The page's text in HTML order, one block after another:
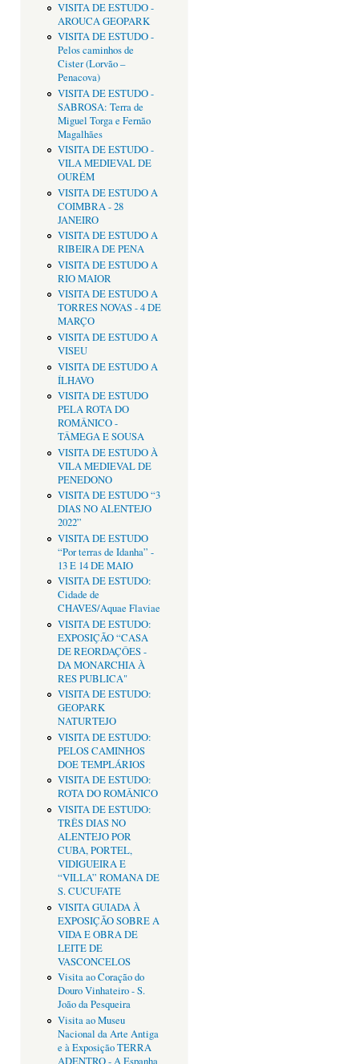
VISITA DE ESTUDO -
AROUCA GEOPARK
VISITA DE ESTUDO -
Pelos caminhos de
Cister (Lorvão –
Penacova)
VISITA DE ESTUDO -
SABROSA: Terra de
Miguel Torga e Fernão
Magalhães
VISITA DE ESTUDO -
VILA MEDIEVAL DE
OURÉM
VISITA DE ESTUDO A
COIMBRA - 28
JANEIRO
VISITA DE ESTUDO A
RIBEIRA DE PENA
VISITA DE ESTUDO A
RIO MAIOR
VISITA DE ESTUDO A
TORRES NOVAS - 4 DE
MARÇO
VISITA DE ESTUDO A
VISEU
VISITA DE ESTUDO A
ÍLHAVO
VISITA DE ESTUDO
PELA ROTA DO
ROMÂNICO -
TÂMEGA E SOUSA
VISITA DE ESTUDO À
VILA MEDIEVAL DE
PENEDONO
VISITA DE ESTUDO “3
DIAS NO ALENTEJO
2022”
VISITA DE ESTUDO
“Por terras de Idanha” -
13 E 14 DE MAIO
VISITA DE ESTUDO:
Cidade de
CHAVES/Aquae Flaviae
VISITA DE ESTUDO:
EXPOSIÇÃO “CASA
DE REORDAÇÔES -
DA MONARCHIA À
RES PUBLICA"
VISITA DE ESTUDO:
GEOPARK
NATURTEJO
VISITA DE ESTUDO:
PELOS CAMINHOS
DOE TEMPLÁRIOS
VISITA DE ESTUDO:
ROTA DO ROMÂNICO
VISITA DE ESTUDO:
TRÊS DIAS NO
ALENTEJO POR
CUBA, PORTEL,
VIDIGUEIRA E
“VILLA” ROMANA DE
S. CUCUFATE
VISITA GUIADA À
EXPOSIÇÃO SOBRE A
VIDA E OBRA DE
LEITE DE
VASCONCELOS
Visita ao Coração do
Douro Vinhateiro - S.
João da Pesqueira
Visita ao Museu
Nacional da Arte Antiga
e à Exposição TERRA
ADENTRO - A Espanha